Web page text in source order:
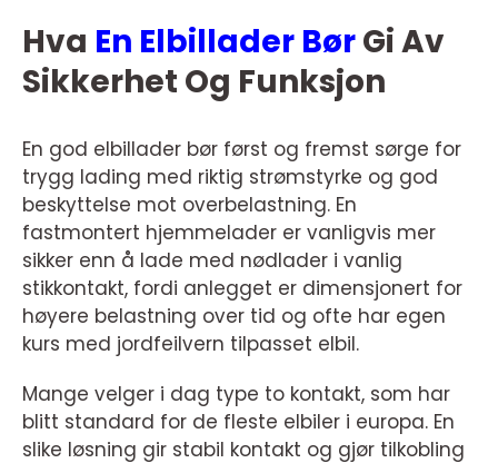
Hva En Elbillader BørGi Av
Sikkerhet Og Funksjon
En god elbillader bør først og fremst sørge for
trygg lading med riktig strømstyrke og god
beskyttelse mot overbelastning. En
fastmontert hjemmelader er vanligvis mer
sikker enn å lade med nødlader i vanlig
stikkontakt, fordi anlegget er dimensjonert for
høyere belastning over tid og ofte har egen
kurs med jordfeilvern tilpasset elbil.
Mange velger i dag type to kontakt, som har
blitt standard for de fleste elbiler i europa. En
slike løsning gir stabil kontakt og gjør tilkobling